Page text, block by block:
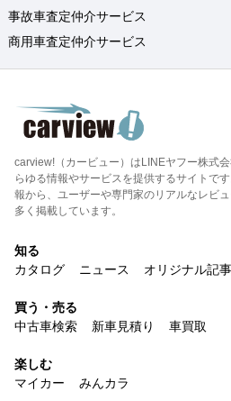
事故車査定仲介サービス
商用車査定仲介サービス
carview!（カービュー）はLINEヤフー株式
らゆる情報やサービスを提供するサイトで
報から、ユーザーや専門家のリアルなレビ
多く掲載しています。
知る
カタログ
ニュース オリジナル記事
買う・売る
中古車検索
新車見積り 車買取
楽しむ
マイカー
みんカラ